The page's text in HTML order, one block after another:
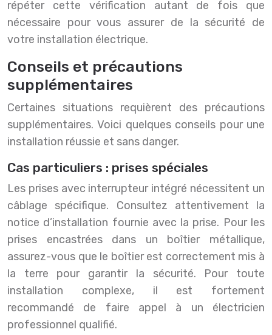
répéter cette vérification autant de fois que
nécessaire pour vous assurer de la sécurité de
votre installation électrique.
Conseils et précautions
supplémentaires
Certaines situations requièrent des précautions
supplémentaires. Voici quelques conseils pour une
installation réussie et sans danger.
Cas particuliers : prises spéciales
Les prises avec interrupteur intégré nécessitent un
câblage spécifique. Consultez attentivement la
notice d’installation fournie avec la prise. Pour les
prises encastrées dans un boîtier métallique,
assurez-vous que le boîtier est correctement mis à
la terre pour garantir la sécurité. Pour toute
installation complexe, il est fortement
recommandé de faire appel à un électricien
professionnel qualifié.